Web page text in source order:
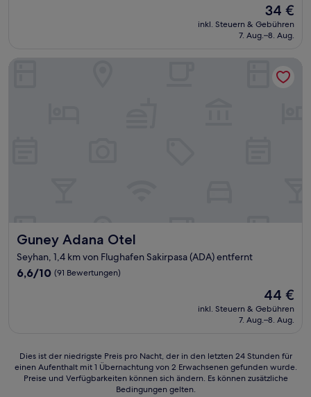
Der
Preis
beträgt
34 €
inkl. Steuern & Gebühren
7. Aug.–8. Aug.
Guney Adana Otel
Guney Adana Otel
Seyhan, 1,4 km von Flughafen Sakirpasa (ADA) entfernt
6.6
6,6/10 (91 Bewertungen)
Der
Preis
beträgt
44 €
inkl. Steuern & Gebühren
7. Aug.–8. Aug.
Guney Adana Otel
Dies
ist
Dies ist der niedrigste Preis pro Nacht, der in den letzten 24 Stunden für
einen Aufenthalt mit 1 Übernachtung von 2 Erwachsenen gefunden wurde.
Preise und Verfügbarkeiten können sich ändern. Es können zusätzliche
Bedingungen gelten.